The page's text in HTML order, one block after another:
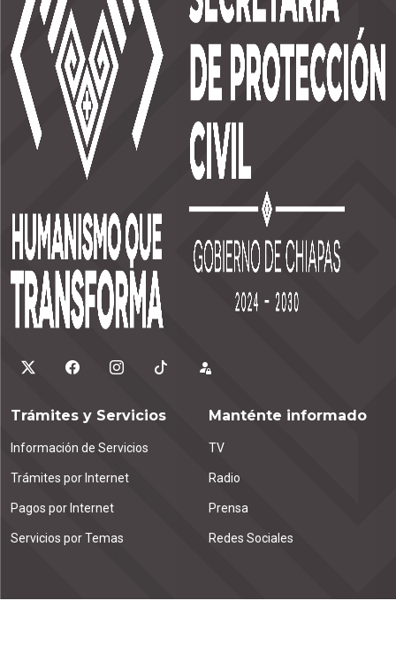
Trámites y Servicios
Información de Servicios
Trámites por Internet
Pagos por Internet
Servicios por Temas
Manténte informado
TV
Radio
Prensa
Redes Sociales